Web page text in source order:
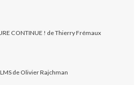
CONTINUE ! de Thierry Frémaux
de Olivier Rajchman